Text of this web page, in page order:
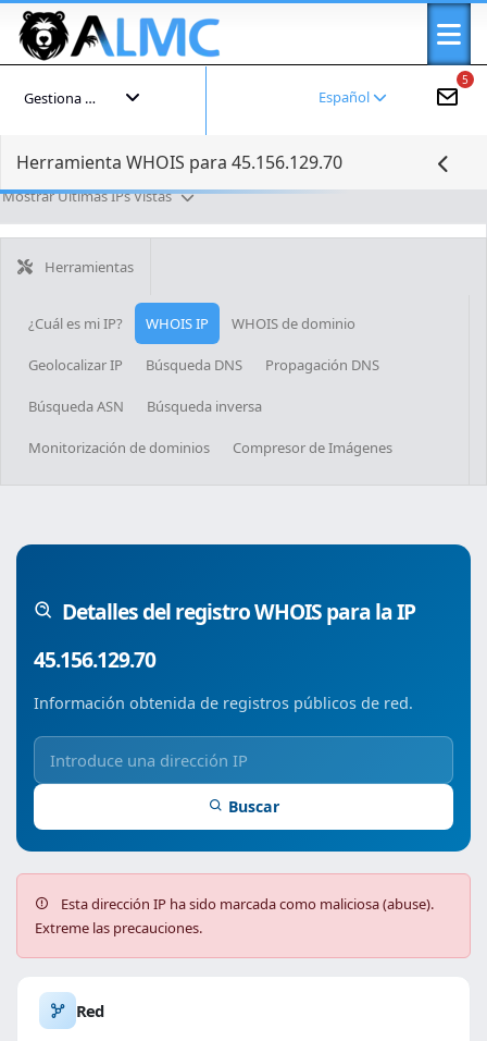
5
Español
Gestiona tu cuenta
Herramienta WHOIS para 45.156.129.70
Mostrar Últimas IPs Vistas
Herramientas
¿Cuál es mi IP? WHOIS IP WHOIS de dominio
Geolocalizar IP Búsqueda DNS Propagación DNS
Búsqueda ASN Búsqueda inversa
Monitorización de dominios Compresor de Imágenes
Detalles del registro WHOIS para la IP
45.156.129.70
Información obtenida de registros públicos de red.
Buscar
Esta dirección IP ha sido marcada como maliciosa (abuse).
Extreme las precauciones.
Red